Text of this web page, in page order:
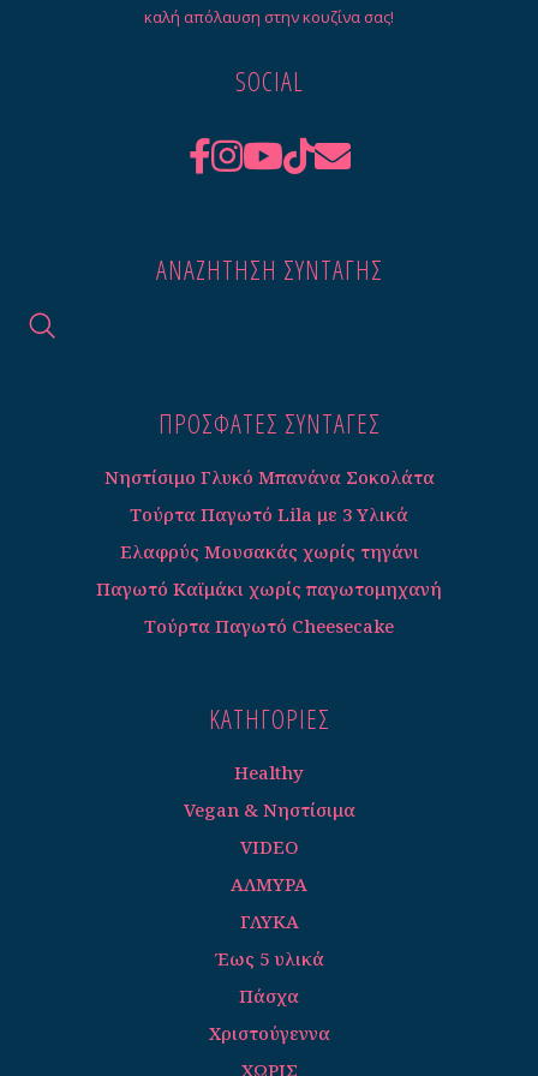
καλή απόλαυση στην κουζίνα σας!
SOCIAL
ΑΝΑΖΉΤΗΣΗ ΣΥΝΤΑΓΉΣ
ΠΡΟΣΦΑΤΕΣ ΣΥΝΤΑΓΈΣ
Νηστίσιμο Γλυκό Μπανάνα Σοκολάτα
Τούρτα Παγωτό Lila με 3 Υλικά
Ελαφρύς Μουσακάς χωρίς τηγάνι
Παγωτό Καϊμάκι χωρίς παγωτομηχανή
Τούρτα Παγωτό Cheesecake
ΚΑΤΗΓΟΡΊΕΣ
Healthy
Vegan & Νηστίσιμα
VIDEO
ΑΛΜΥΡΑ
ΓΛΥΚΑ
Έως 5 υλικά
Πάσχα
Χριστούγεννα
ΧΩΡΙΣ